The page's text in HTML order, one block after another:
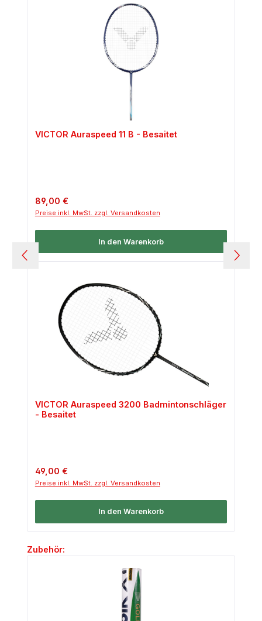
VICTOR Auraspeed 11 B - Besaitet
Regulärer Preis:
89,00 €
Preise inkl. MwSt. zzgl. Versandkosten
In den Warenkorb
VICTOR Auraspeed 3200 Badmintonschläger
- Besaitet
Regulärer Preis:
49,00 €
Preise inkl. MwSt. zzgl. Versandkosten
In den Warenkorb
Produktgalerie überspringen
Zubehör: